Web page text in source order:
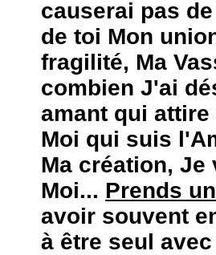
causerai pas
de toi Mon
fragilité, Ma
combien J'ai
amant qui
Moi qui suis
Ma création,
Moi... Prends
avoir souvent
à être seul